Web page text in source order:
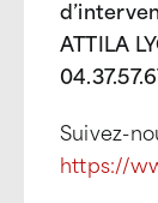
ATTILA
Suivez-
https://